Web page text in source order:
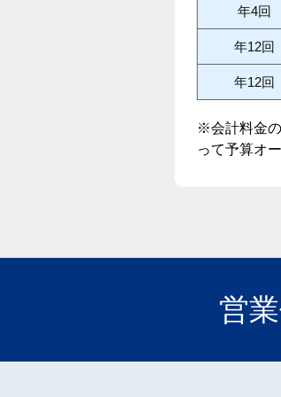
年4回
年12回
年12回
※会計料金
って予算オ
営